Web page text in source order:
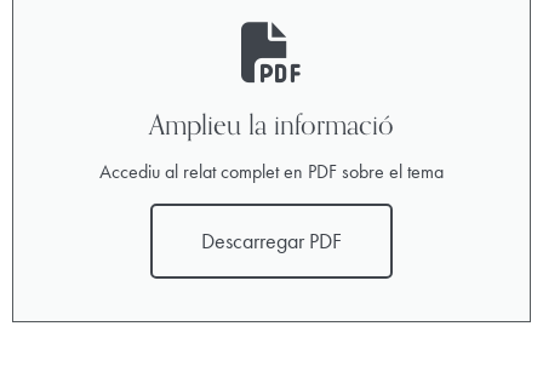
Amplieu la informació
Accediu al relat complet en PDF sobre el tema
Descarregar PDF